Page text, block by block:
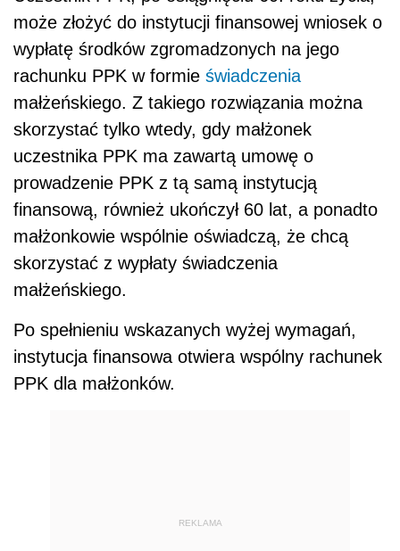
może złożyć do instytucji finansowej wniosek o
wypłatę środków zgromadzonych na jego
rachunku PPK w formie świadczenia
małżeńskiego. Z takiego rozwiązania można
skorzystać tylko wtedy, gdy małżonek
uczestnika PPK ma zawartą umowę o
prowadzenie PPK z tą samą instytucją
finansową, również ukończył 60 lat, a ponadto
małżonkowie wspólnie oświadczą, że chcą
skorzystać z wypłaty świadczenia
małżeńskiego.
Po spełnieniu wskazanych wyżej wymagań,
instytucja finansowa otwiera wspólny rachunek
PPK dla małżonków.
REKLAMA